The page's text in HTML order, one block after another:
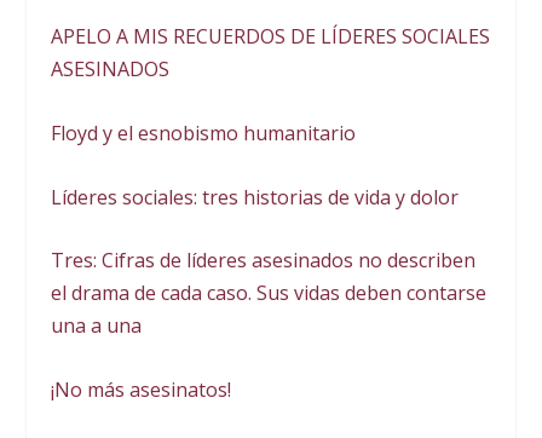
APELO A MIS RECUERDOS DE LÍDERES SOCIALES
ASESINADOS
Floyd y el esnobismo humanitario
Líderes sociales: tres historias de vida y dolor
Tres: Cifras de líderes asesinados no describen
el drama de cada caso. Sus vidas deben contarse
una a una
¡No más asesinatos!